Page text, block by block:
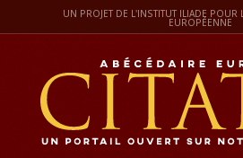
UN PROJET DE L'INSTITUT ILIADE POUR
EUROPÉENNE